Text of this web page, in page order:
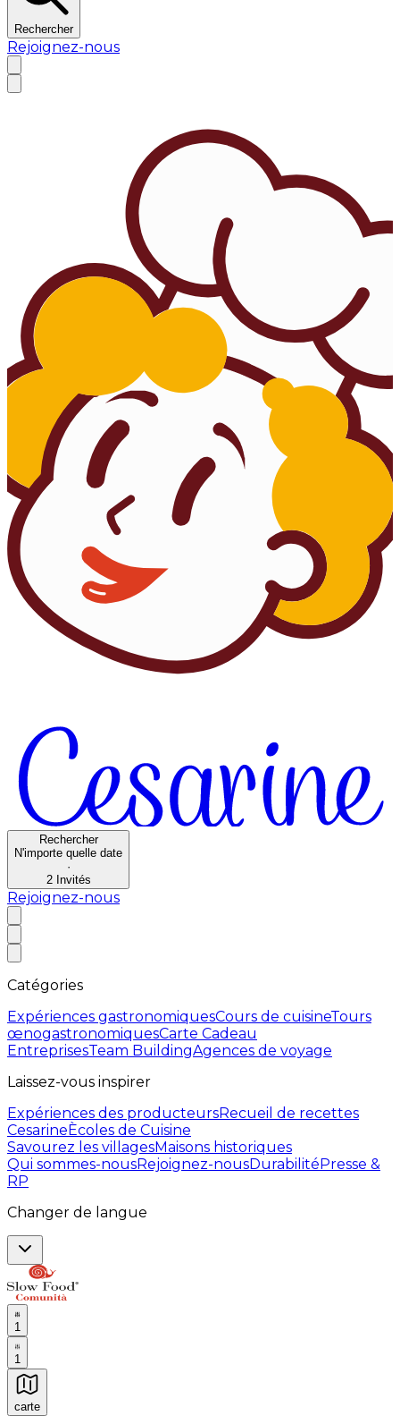
Rechercher
Rejoignez-nous
Rechercher
N'importe quelle date
·
2 Invités
Rejoignez-nous
Catégories
Expériences gastronomiquesCours de cuisineTours
œnogastronomiquesCarte Cadeau
EntreprisesTeam BuildingAgences de voyage
Laissez-vous inspirer
Expériences des producteursRecueil de recettes
CesarineÈcoles de Cuisine
Savourez les villagesMaisons historiques
Qui sommes-nousRejoignez-nousDurabilitéPresse &
RP
Changer de langue
1
1
carte